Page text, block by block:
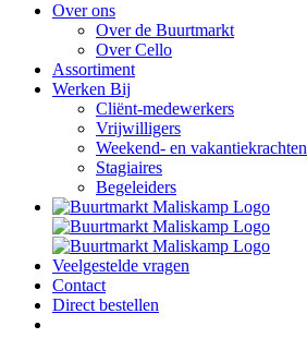
Over ons
Over de Buurtmarkt
Over Cello
Assortiment
Werken Bij
Cliënt-medewerkers
Vrijwilligers
Weekend- en vakantiekrachten
Stagiaires
Begeleiders
Veelgestelde vragen
Contact
Direct bestellen